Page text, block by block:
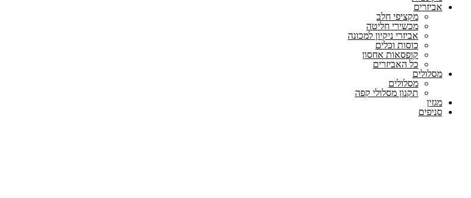
אביזרים
מקציפי חלב
מכשירי חליטה
אביזרי ניקיון למכונה
כוסות וכלים
קופסאות אחסון
כל האביזרים
מסלולים
מסלולים
תקנון מסלולי קפה
מגזין
סניפים